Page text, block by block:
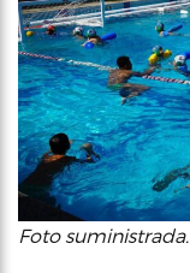
Foto suministrada.